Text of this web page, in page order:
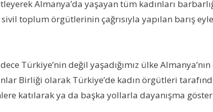
Almanya’da yaşayan tüm kadınları
toplum örgütlerinin çağrısıyla yapılan barış
Türkiye’nin değil yaşadığımız ülke
Birliği olarak Türkiye’de kadın örgütleri
katılarak ya da başka yollarla dayanışma